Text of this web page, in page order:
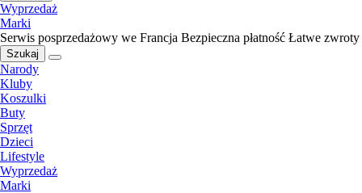
Wyprzedaż
Marki
Serwis posprzedażowy we Francja Bezpieczna płatność Łatwe zwroty
Szukaj
Narody
Kluby
Koszulki
Buty
Sprzęt
Dzieci
Lifestyle
Wyprzedaż
Marki